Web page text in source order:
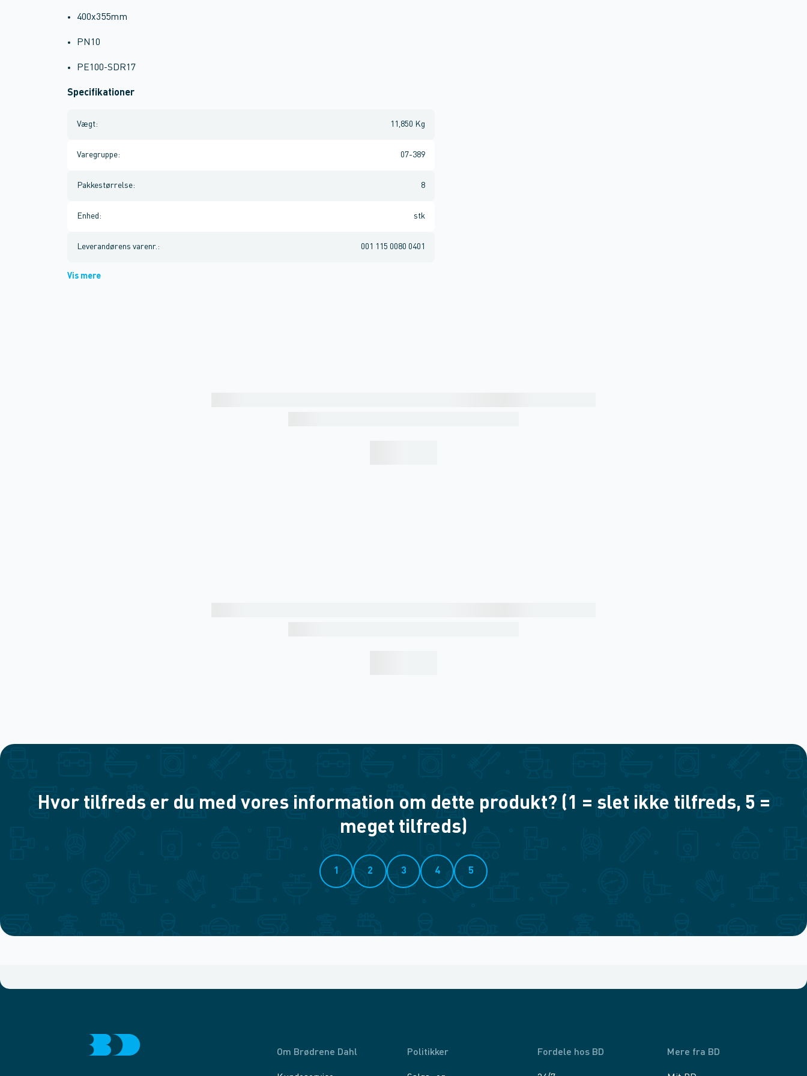
400x355mm
PN10
PE100-SDR17
Specifikationer
Vægt: 11,850 Kg
Varegruppe: 07-389
Pakkestørrelse: 8
Enhed : stk
Leverandørens varenr. : 001 115 0080 0401
Vis mere
Hvor tilfreds er du med vores information om dette produkt? (1 = slet ikke tilfreds, 5 =
meget tilfreds)
1 2 3 4 5
Om Brødrene Dahl Politikker Fordele hos BD Mere fra BD